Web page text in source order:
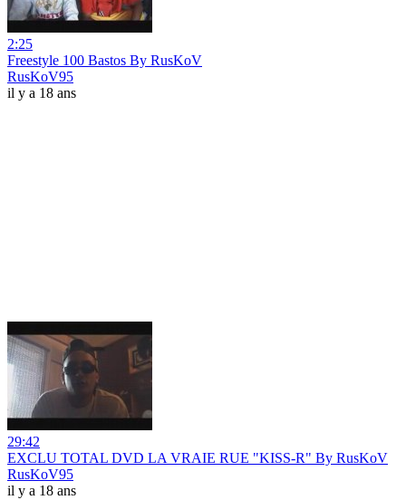
2:25
Freestyle 100 Bastos By RusKoV
RusKoV95
il y a 18 ans
29:42
EXCLU TOTAL DVD LA VRAIE RUE "KISS-R" By RusKoV
RusKoV95
il y a 18 ans